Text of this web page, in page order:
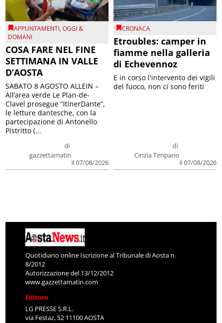
APPUNTAMENTI,OGGI &
DOMANI
COSA FARE NEL FINE
SETTIMANA IN VALLE
D’AOSTA
di
gazzettamatin
il 07/08/2026
SABATO 8 AGOSTO ALLEIN –
All’area verde Le Plan-de-
Clavel prosegue “ItinerDante”,
le letture dantesche, con la
partecipazione di Antonello
Pistritto (...
CRONACA
Etroubles: camper in
fiamme nella galleria
di Echevennoz
di
Cinzia Timpano
il 07/08/2026
E in corso l'intervento dei vigili
del fuoco, non ci sono feriti
Quotidiano online Iscrizione al Tribunale di Aosta n.
8/2012
Autorizzazione del 13/12/2012
www.gazzettamatin.com
Editore
LG PRESSE S.R.L.
via Festaz, 52 11100 AOSTA